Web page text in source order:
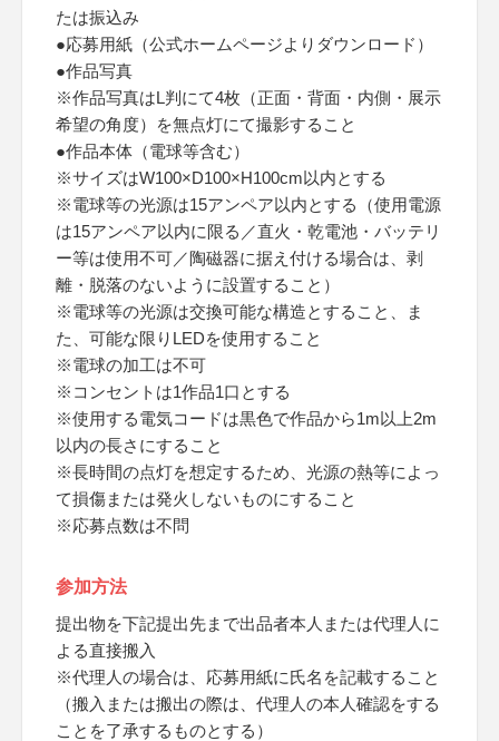
たは振込み
●応募用紙（公式ホームページよりダウンロード）
●作品写真
※作品写真はL判にて4枚（正面・背面・内側・展示
希望の角度）を無点灯にて撮影すること
●作品本体（電球等含む）
※サイズはW100×D100×H100cm以内とする
※電球等の光源は15アンペア以内とする（使用電源
は15アンペア以内に限る／直火・乾電池・バッテリ
ー等は使用不可／陶磁器に据え付ける場合は、剥
離・脱落のないように設置すること）
※電球等の光源は交換可能な構造とすること、ま
た、可能な限りLEDを使用すること
※電球の加工は不可
※コンセントは1作品1口とする
※使用する電気コードは黒色で作品から1m以上2m
以内の長さにすること
※長時間の点灯を想定するため、光源の熱等によっ
て損傷または発火しないものにすること
※応募点数は不問
参加方法
提出物を下記提出先まで出品者本人または代理人に
よる直接搬入
※代理人の場合は、応募用紙に氏名を記載すること
（搬入または搬出の際は、代理人の本人確認をする
ことを了承するものとする）